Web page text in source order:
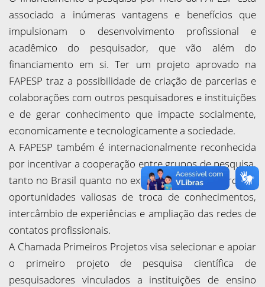
associado a inúmeras vantagens e benefícios que
impulsionam o desenvolvimento profissional e
acadêmico do pesquisador, que vão além do
financiamento em si. Ter um projeto aprovado na
FAPESP traz a possibilidade de criação de parcerias e
colaborações com outros pesquisadores e instituições
e de gerar conhecimento que impacte socialmente,
economicamente e tecnologicamente a sociedade.
A FAPESP também é internacionalmente reconhecida
por incentivar a cooperação entre grupos de pesquisa,
tanto no Brasil quanto no exterior, o que proporciona
oportunidades valiosas de troca de conhecimentos,
intercâmbio de experiências e ampliação das redes de
contatos profissionais.
A Chamada Primeiros Projetos visa selecionar e apoiar
o primeiro projeto de pesquisa científica de
pesquisadores vinculados a instituições de ensino